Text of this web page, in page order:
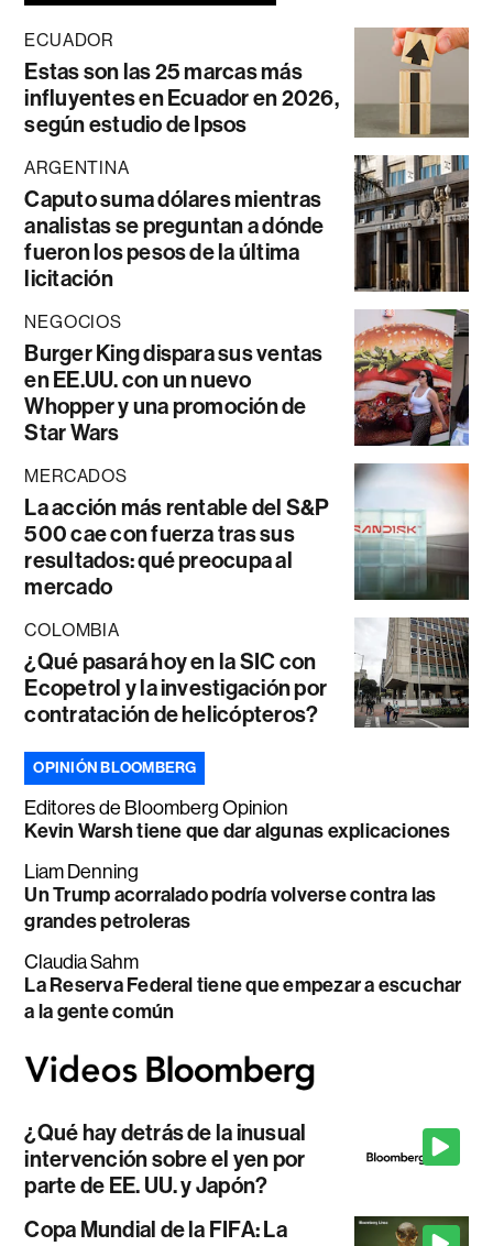
ECUADOR
Estas son las 25 marcas más
influyentes en Ecuador en 2026,
según estudio de Ipsos
ARGENTINA
Caputo suma dólares mientras
analistas se preguntan a dónde
fueron los pesos de la última
licitación
NEGOCIOS
Burger King dispara sus ventas
en EE.UU. con un nuevo
Whopper y una promoción de
Star Wars
MERCADOS
La acción más rentable del S&P
500 cae con fuerza tras sus
resultados: qué preocupa al
mercado
COLOMBIA
¿Qué pasará hoy en la SIC con
Ecopetrol y la investigación por
contratación de helicópteros?
OPINIÓN BLOOMBERG
Editores de Bloomberg Opinion
Kevin Warsh tiene que dar algunas explicaciones
Liam Denning
Un Trump acorralado podría volverse contra las
grandes petroleras
Claudia Sahm
La Reserva Federal tiene que empezar a escuchar
a la gente común
¿Qué hay detrás de la inusual
intervención sobre el yen por
parte de EE. UU. y Japón?
Copa Mundial de la FIFA: La